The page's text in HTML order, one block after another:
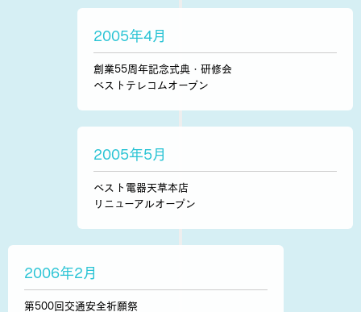
2005年4月
創業55周年記念式典・研修会
ベストテレコムオープン
2005年5月
ベスト電器天草本店
リニューアルオープン
2006年2月
第500回交通安全祈願祭